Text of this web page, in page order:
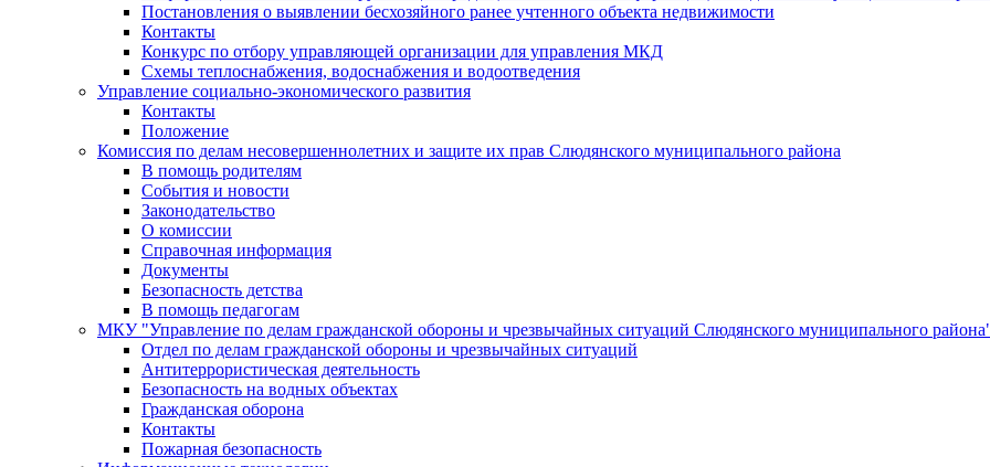
Постановления о выявлении бесхозяйного ранее учтенного объекта недвижимости
Контакты
Конкурс по отбору управляющей организации для управления МКД
Схемы теплоснабжения, водоснабжения и водоотведения
Управление социально-экономического развития
Контакты
Положение
Комиссия по делам несовершеннолетних и защите их прав Слюдянского муниципального района
В помощь родителям
События и новости
Законодательство
О комиссии
Справочная информация
Документы
Безопасность детства
В помощь педагогам
МКУ "Управление по делам гражданской обороны и чрезвычайных ситуаций Слюдянского муниципального
Отдел по делам гражданской обороны и чрезвычайных ситуаций
Антитеррористическая деятельность
Безопасность на водных объектах
Гражданская оборона
Контакты
Пожарная безопасность